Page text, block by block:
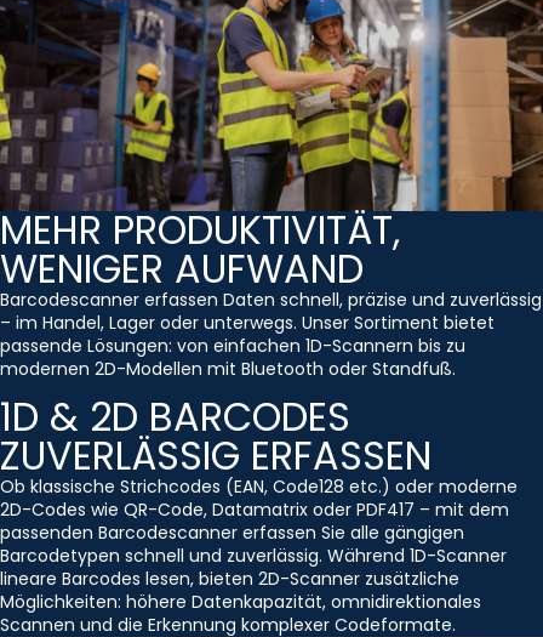
MEHR PRODUKTIVITÄT,
WENIGER AUFWAND
Barcodescanner erfassen Daten schnell, präzise und zuverlässig
– im Handel, Lager oder unterwegs. Unser Sortiment bietet
passende Lösungen: von einfachen 1D-Scannern bis zu
modernen 2D-Modellen mit Bluetooth oder Standfuß.
1D & 2D BARCODES
ZUVERLÄSSIG ERFASSEN
Ob klassische Strichcodes (EAN, Code128 etc.) oder moderne
2D-Codes wie QR-Code, Datamatrix oder PDF417 – mit dem
passenden Barcodescanner erfassen Sie alle gängigen
Barcodetypen schnell und zuverlässig. Während 1D-Scanner
lineare Barcodes lesen, bieten 2D-Scanner zusätzliche
Möglichkeiten: höhere Datenkapazität, omnidirektionales
Scannen und die Erkennung komplexer Codeformate.